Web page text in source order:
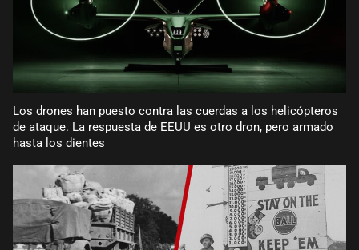
Los drones han puesto contra las cuerdas a los helicópteros
de ataque. La respuesta de EEUU es otro dron, pero armado
hasta los dientes